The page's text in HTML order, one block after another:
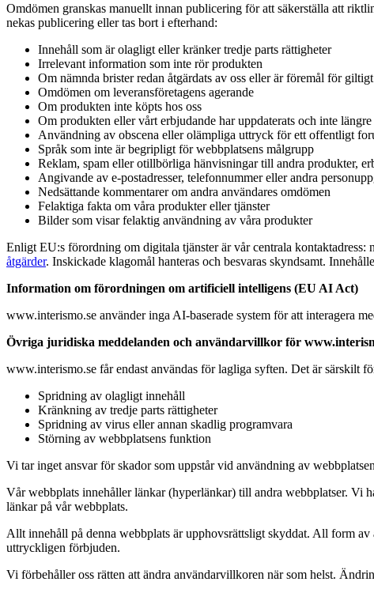
Omdömen granskas manuellt innan publicering för att säkerställa att
nekas publicering eller tas bort i efterhand:
Innehåll som är olagligt eller kränker tredje parts rättigheter
Irrelevant information som inte rör produkten
Om nämnda brister redan åtgärdats av oss eller är föremål för
Omdömen om leveransföretagens agerande
Om produkten inte köpts hos oss
Om produkten eller vårt erbjudande har uppdaterats och inte
Användning av obscena eller olämpliga uttryck för ett offentligt
Språk som inte är begripligt för webbplatsens målgrupp
Reklam, spam eller otillbörliga hänvisningar till andra produkter,
Angivande av e-postadresser, telefonnummer eller andra
Nedsättande kommentarer om andra användares omdömen
Felaktiga fakta om våra produkter eller tjänster
Bilder som visar felaktig användning av våra produkter
Enligt EU:s förordning om digitala tjänster är vår centrala
åtgärder. Inskickade klagomål hanteras och besvaras skyndsamt.
Information om förordningen om artificiell intelligens (EU AI Act)
www.interismo.se använder inga AI-baserade system för att interagera
Övriga juridiska meddelanden och användarvillkor för
www.interismo.se får endast användas för lagliga syften. Det är särskilt
Spridning av olagligt innehåll
Kränkning av tredje parts rättigheter
Spridning av virus eller annan skadlig programvara
Störning av webbplatsens funktion
Vi tar inget ansvar för skador som uppstår vid användning av
Vår webbplats innehåller länkar (hyperlänkar) till andra webbplatser. Vi
länkar på vår webbplats.
Allt innehåll på denna webbplats är upphovsrättsligt skyddat. All form
uttryckligen förbjuden.
Vi förbehåller oss rätten att ändra användarvillkoren när som helst.